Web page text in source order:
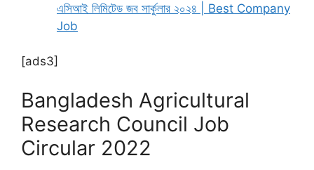
এসিআই লিমিটেড জব সার্কুলার ২০২৪ | Best Company
Job
[ads3]
Bangladesh Agricultural
Research Council Job
Circular 2022